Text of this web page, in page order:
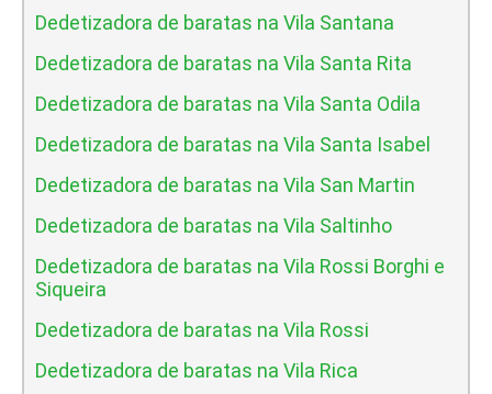
Dedetizadora de baratas na Vila Santana
Dedetizadora de baratas na Vila Santa Rita
Dedetizadora de baratas na Vila Santa Odila
Dedetizadora de baratas na Vila Santa Isabel
Dedetizadora de baratas na Vila San Martin
Dedetizadora de baratas na Vila Saltinho
Dedetizadora de baratas na Vila Rossi Borghi e
Siqueira
Dedetizadora de baratas na Vila Rossi
Dedetizadora de baratas na Vila Rica